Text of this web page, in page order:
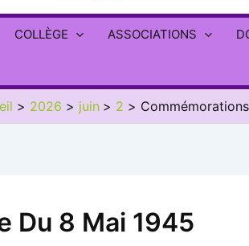
COLLÈGE ASSOCIATIONS
2026 juin 2
Du 8 Mai 1945